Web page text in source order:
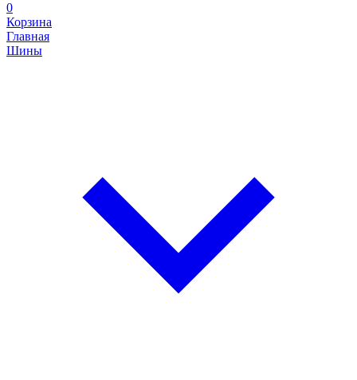
0
Корзина
Главная
Шины